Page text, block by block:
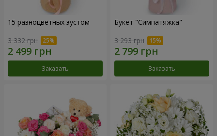
15 разноцветных эустом
3 332 грн
Заказать
Букет "Симпатяжка"
3 293 грн
Заказать